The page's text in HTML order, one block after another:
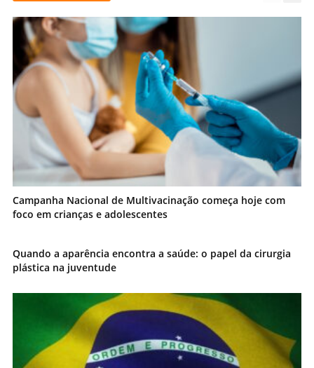
Campanha Nacional de Multivacinação começa hoje com
foco em crianças e adolescentes
Quando a aparência encontra a saúde: o papel da cirurgia
plástica na juventude